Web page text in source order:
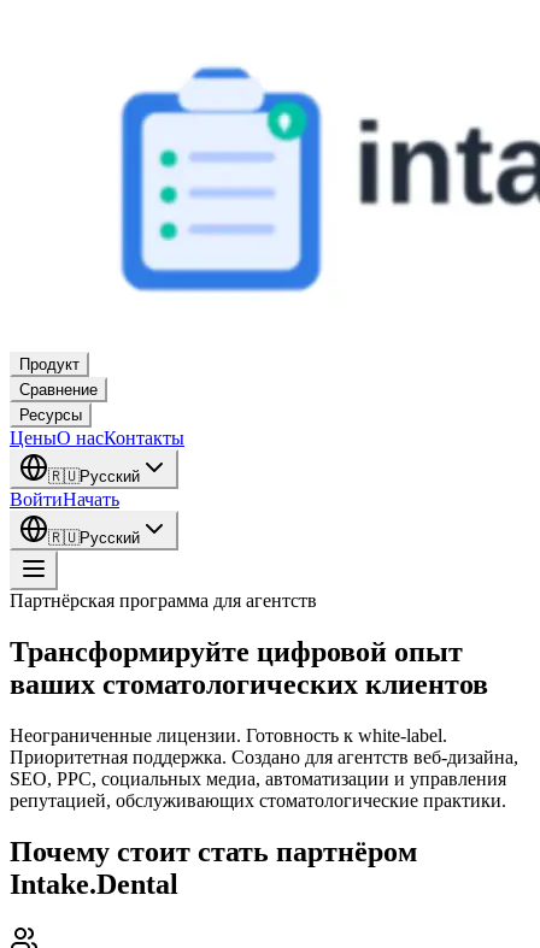
Продукт
Сравнение
Ресурсы
ЦеныО насКонтакты
🇷🇺Русский
ВойтиНачать
🇷🇺Русский
Партнёрская программа для агентств
Трансформируйте цифровой опыт
ваших стоматологических клиентов
Неограниченные лицензии. Готовность к white-label.
Приоритетная поддержка. Создано для агентств веб-дизайна,
SEO, PPC, социальных медиа, автоматизации и управления
репутацией, обслуживающих стоматологические практики.
Почему стоит стать партнёром
Intake.Dental